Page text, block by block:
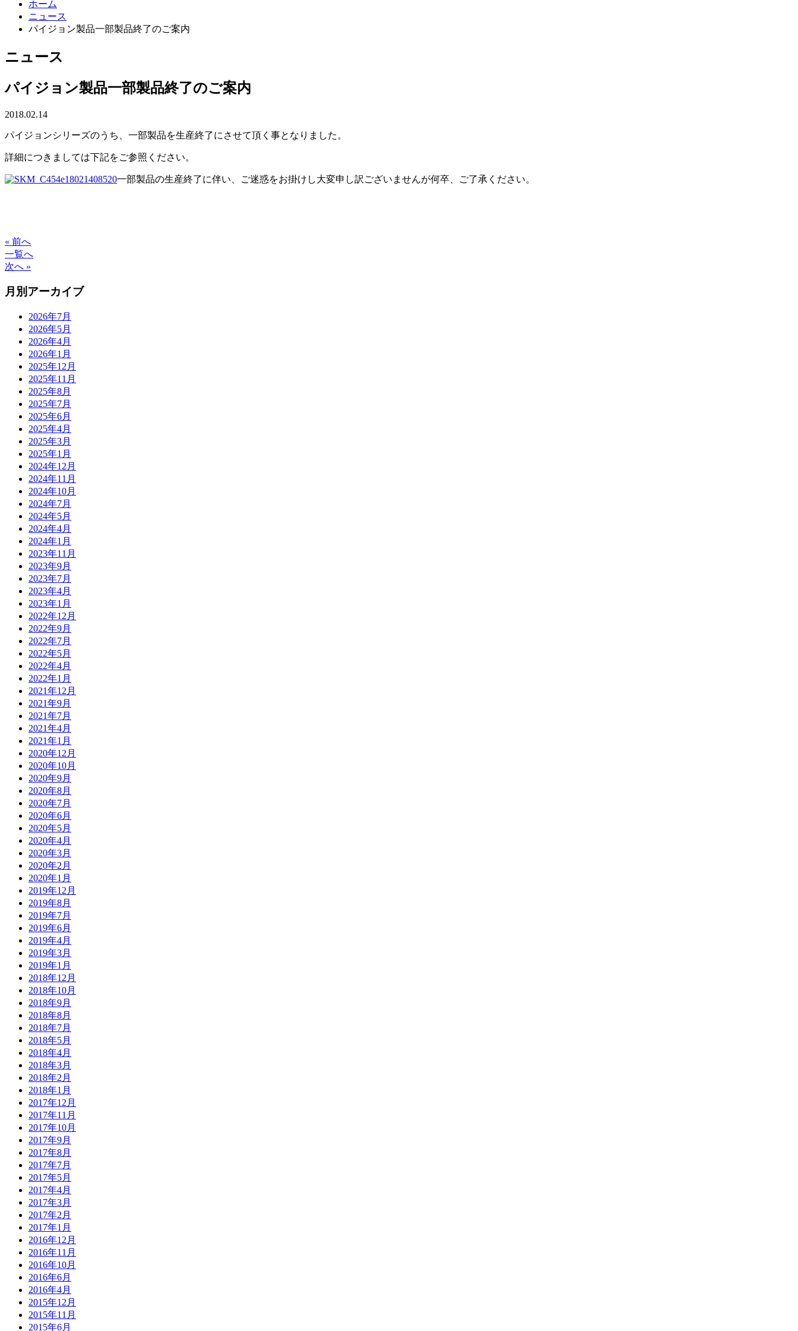
ホーム
ニュース
パイジョン製品一部製品終了のご案内
ニュース
パイジョン製品一部製品終了のご案内
2018.02.14
パイジョンシリーズのうち、一部製品を生産終了にさせて頂く事となりました。
詳細につきましては下記をご参照ください。
一部製品の生産終了に伴い、ご迷惑をお掛けし大変申し訳ございませんが何卒、ご了承ください。
« 前へ
一覧へ
次へ »
月別アーカイブ
2026年7月
2026年5月
2026年4月
2026年1月
2025年12月
2025年11月
2025年8月
2025年7月
2025年6月
2025年4月
2025年3月
2025年1月
2024年12月
2024年11月
2024年10月
2024年7月
2024年5月
2024年4月
2024年1月
2023年11月
2023年9月
2023年7月
2023年4月
2023年1月
2022年12月
2022年9月
2022年7月
2022年5月
2022年4月
2022年1月
2021年12月
2021年9月
2021年7月
2021年4月
2021年1月
2020年12月
2020年10月
2020年9月
2020年8月
2020年7月
2020年6月
2020年5月
2020年4月
2020年3月
2020年2月
2020年1月
2019年12月
2019年8月
2019年7月
2019年6月
2019年4月
2019年3月
2019年1月
2018年12月
2018年10月
2018年9月
2018年8月
2018年7月
2018年5月
2018年4月
2018年3月
2018年2月
2018年1月
2017年12月
2017年11月
2017年10月
2017年9月
2017年8月
2017年7月
2017年5月
2017年4月
2017年3月
2017年2月
2017年1月
2016年12月
2016年11月
2016年10月
2016年6月
2016年4月
2015年12月
2015年11月
2015年6月